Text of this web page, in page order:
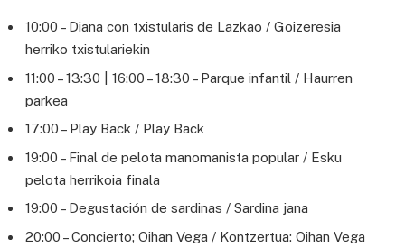
10:00 – Diana con txistularis de Lazkao / Goizeresia
herriko txistulariekin
11:00 – 13:30 | 16:00 – 18:30 – Parque infantil / Haurren
parkea
17:00 – Play Back / Play Back
19:00 – Final de pelota manomanista popular / Esku
pelota herrikoia finala
19:00 – Degustación de sardinas / Sardina jana
20:00 – Concierto; Oihan Vega / Kontzertua: Oihan Vega